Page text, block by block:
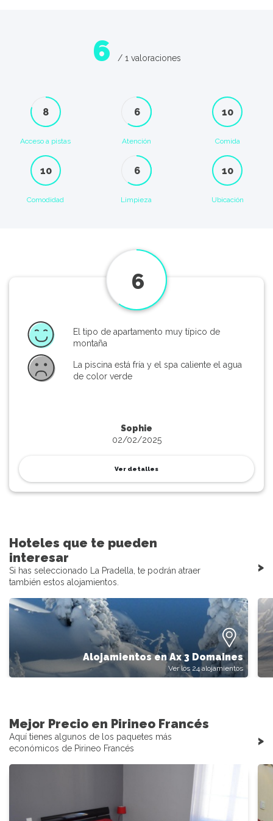
6 / 1 valoraciones
8
Acceso a pistas
6
Atención
10
Comida
10
Comodidad
6
Limpieza
10
Ubicación
6
Sophie
02/02/2025
El tipo de apartamento muy típico de
montaña
La piscina está fría y el spa caliente el agua
de color verde
Ver detalles
Hoteles que te pueden
interesar
Si has seleccionado La Pradella, te podrán atraer
también estos alojamientos.
>
Alojamientos en Ax 3 Domaines
Ver los 24 alojamientos
Mejor Precio en Pirineo Francés
Aquí tienes algunos de los paquetes más
económicos de Pirineo Francés
>